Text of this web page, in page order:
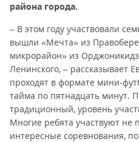
района города.
– В этом году участвовали
вышли «Мечта» из
микрорайон» из
Ленинского, – рассказывает
проходят в формате мини-
тайма по пятнадцать минут.
традиционный, уровень
Многие ребята участвуют не
интересные соревнования,